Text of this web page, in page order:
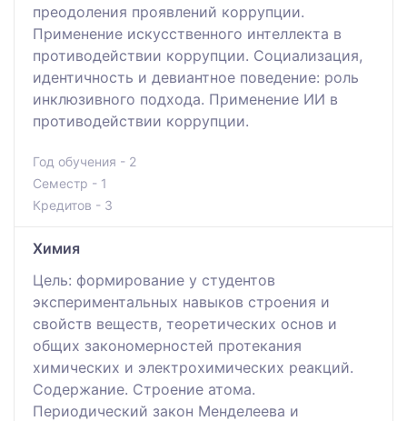
преодоления проявлений коррупции.
Применение искусственного интеллекта в
противодействии коррупции. Социализация,
идентичность и девиантное поведение: роль
инклюзивного подхода. Применение ИИ в
противодействии коррупции.
Год обучения - 2
Семестр - 1
Кредитов - 3
Химия
Цель: формирование у студентов
экспериментальных навыков строения и
свойств веществ, теоретических основ и
общих закономерностей протекания
химических и электрохимических реакций.
Содержание. Строение атома.
Периодический закон Менделеева и